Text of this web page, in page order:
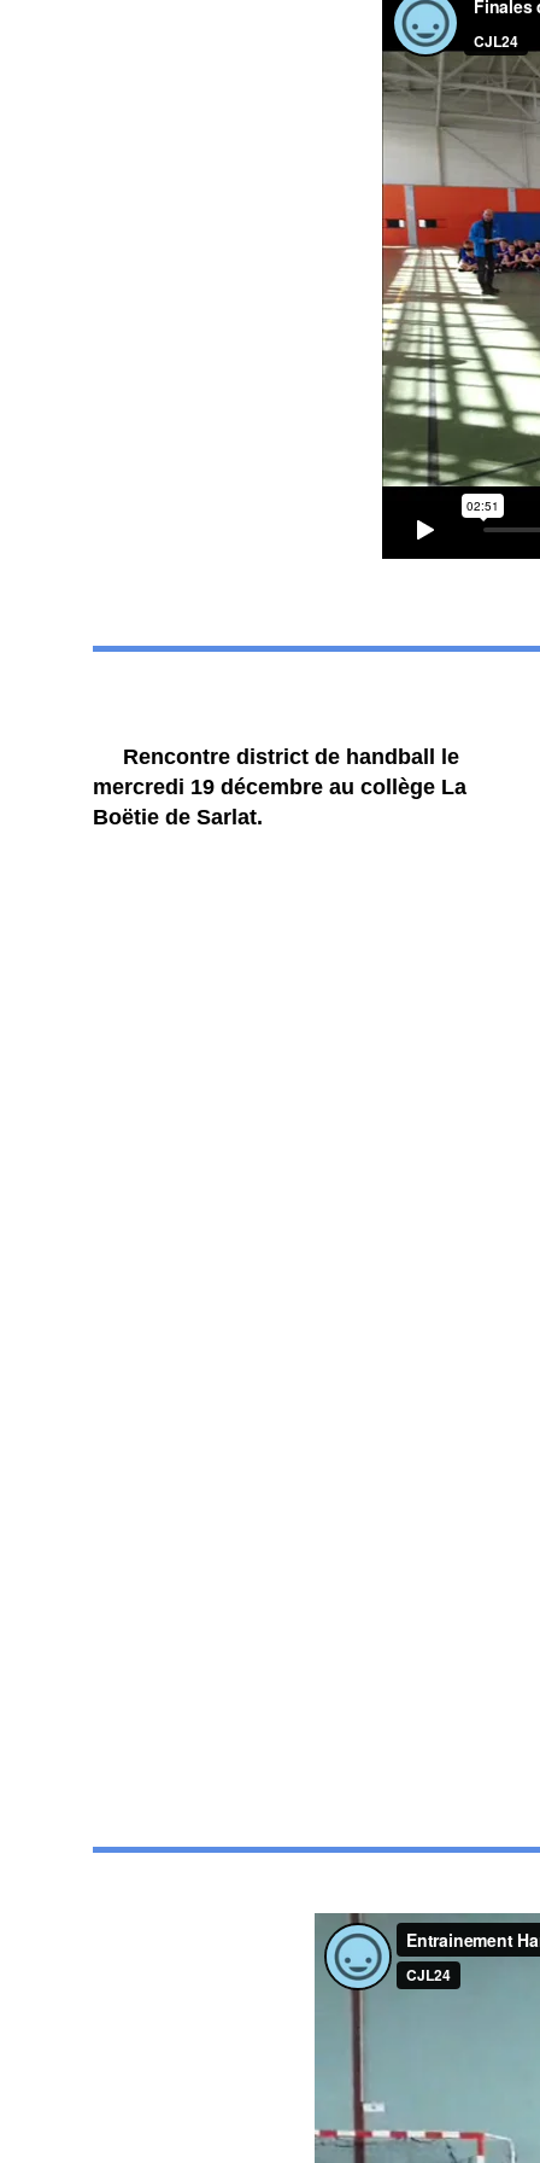
Rencontre district de handball le
mercredi 19 décembre au collège La
Boëtie de Sarlat.